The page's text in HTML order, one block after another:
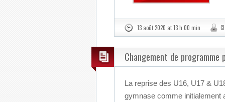
13 août 2020 at 13 h 00 min
Changement de programme
La reprise des U16, U17 &
gymnase comme initialement